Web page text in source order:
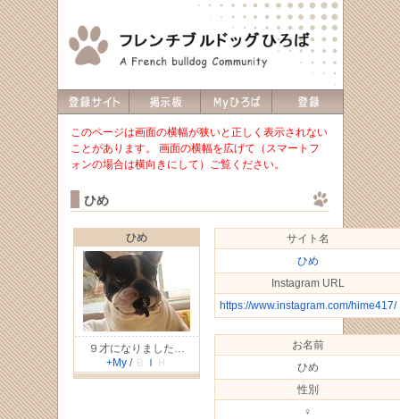
このページは画面の横幅が狭いと正しく表示されない
ことがあります。 画面の横幅を広げて（スマートフ
ォンの場合は横向きにして）ご覧ください。
ひめ
ひめ
９才になりました…
+My/ Ｂ Ｉ Ｈ
サイト名
ひめ
Instagram URL
https://www.instagram.com/hime417/
お名前
ひめ
性別
♀